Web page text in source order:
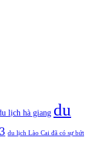
lịch hà giang du
du lịch Lào Cai đã có sự bứt